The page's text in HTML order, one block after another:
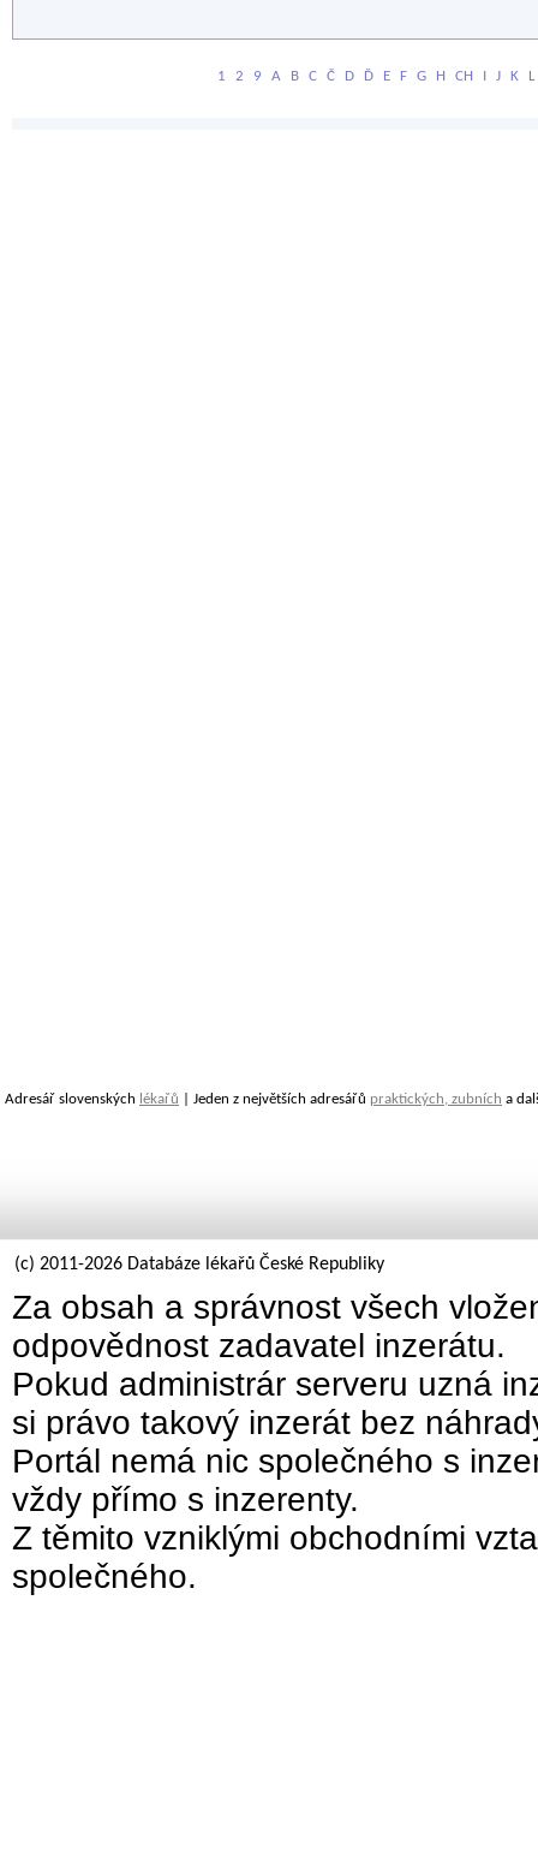
1 2 9 A B C Č D Ď E F G H CH I J K L
Adresář slovenských lékařů | Jeden z největších adresářů praktických, zubních a
(c) 2011-2026 Databáze lékařů České Republiky
Za obsah a správnost všech
odpovědnost zadavatel inzerátu.
Pokud administrár serveru uzná
si právo takový inzerát bez
Portál nemá nic společného s
vždy přímo s inzerenty.
Z těmito vzniklými obchodními
společného.